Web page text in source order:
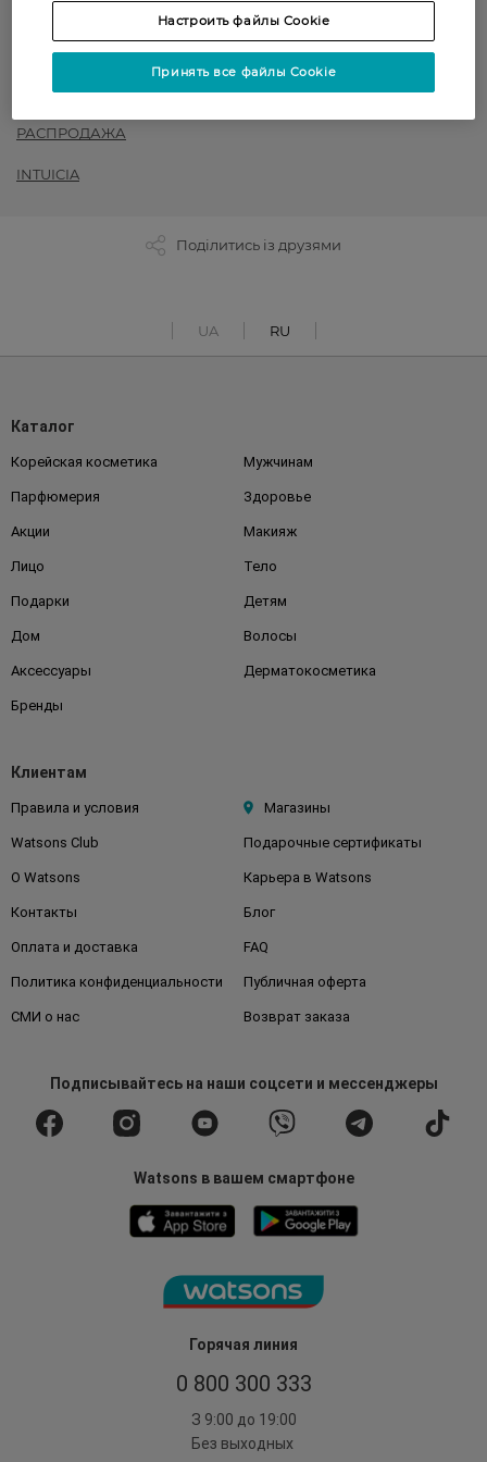
до -50% на обраний асортимент товарів ТМ Women`s code,
Art G, Intuicia, Siela
РАСПРОДАЖА
INTUICIA
Поділитись із друзями
UA RU
Горячая линия
0 800 300 333
З 9:00 до 19:00
Без выходных
Каталог
Корейская косметика Мужчинам
Парфюмерия Здоровье
Акции Макияж
Лицо Тело
Подарки Детям
Дом Волосы
Аксессуары Дерматокосметика
Бренды
Клиентам
Правила и условия Магазины
Watsons Club Подарочные сертификаты
О Watsons Карьера в Watsons
Контакты Блог
Оплата и доставка FAQ
Политика конфиденциальности Публичная оферта
СМИ о нас Возврат заказа
Подписывайтесьна наши соцсети и мессенджеры
Watsons в вашем смартфоне
Настроить файлы Cookie
Принять все файлы Cookie